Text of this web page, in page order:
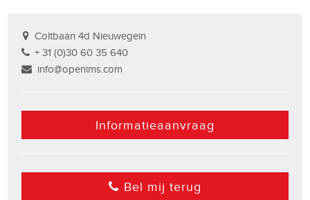
Coltbaan 4d Nieuwegein
+ 31 (0)30 60 35 640
info@openims.com
Informatieaanvraag
Bel mij terug